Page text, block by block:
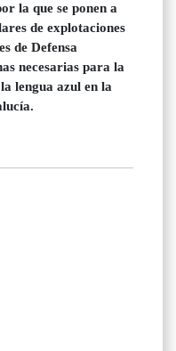
la que se ponen a
de explotaciones
de Defensa
necesarias para la
lengua azul en la